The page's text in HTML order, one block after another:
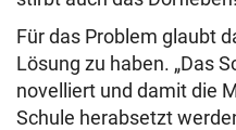
Für das Problem glaubt
Lösung zu haben. „Das
novelliert und damit die
Schule herabsetzt